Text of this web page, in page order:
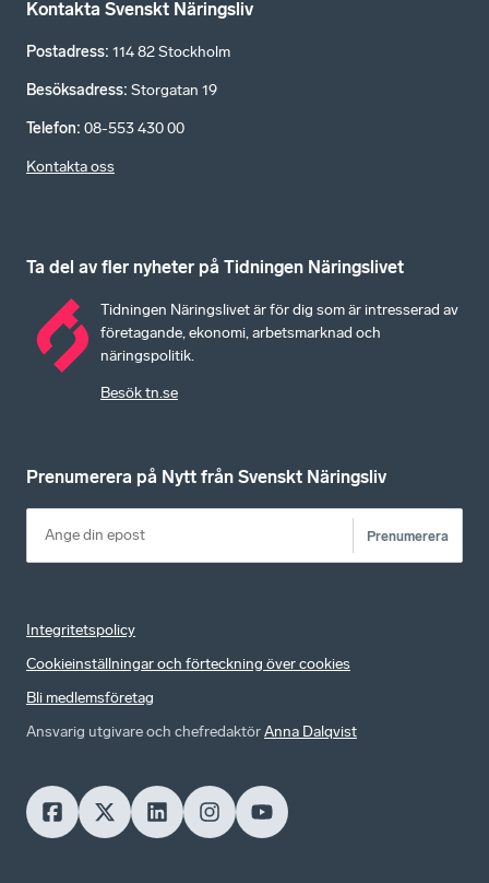
Kontakta Svenskt Näringsliv
Postadress: 114 82 Stockholm
Besöksadress: Storgatan 19
Telefon: 08-553 430 00
Kontakta oss
Ta del av fler nyheter på Tidningen Näringslivet
Tidningen Näringslivet är för dig som är intresserad av
företagande, ekonomi, arbetsmarknad och
näringspolitik.
Besök tn.se
Prenumerera på Nytt från Svenskt Näringsliv
Prenumerera
Integritetspolicy
Cookieinställningar och förteckning över cookies
Bli medlemsföretag
Ansvarig utgivare och chefredaktörAnna Dalqvist